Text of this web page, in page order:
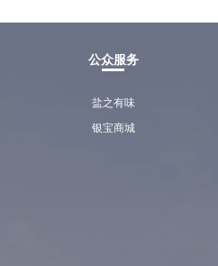
公众服务
盐之有味
银宝商城